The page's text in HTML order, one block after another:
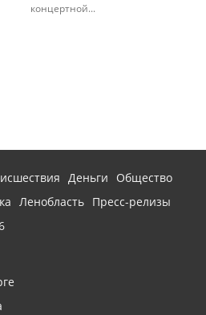
концертной...
Деньги
Общество
Ленобласть Пресс-релизы